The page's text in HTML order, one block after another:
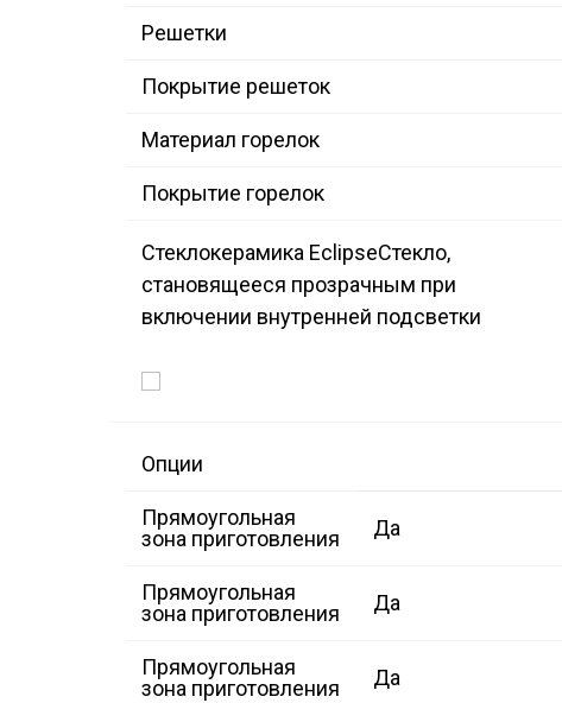
Решетки
Покрытие решеток
Материал горелок
Покрытие горелок
Стеклокерамика EclipseСтекло,
становящееся прозрачным при
включении внутренней подсветки
Опции
Прямоугольная
зона приготовления
Да
Прямоугольная
зона приготовления
Да
Прямоугольная
зона приготовления
Да